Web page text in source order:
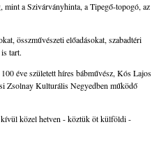
mint a Szivárványhinta, a Tipegő-topogó, az
összművészeti előadásokat, szabadtéri
tart.
éve született híres bábművész, Kós Lajos
Zsolnay Kulturális Negyedben működő
kívül közel hetven - köztük öt külföldi -